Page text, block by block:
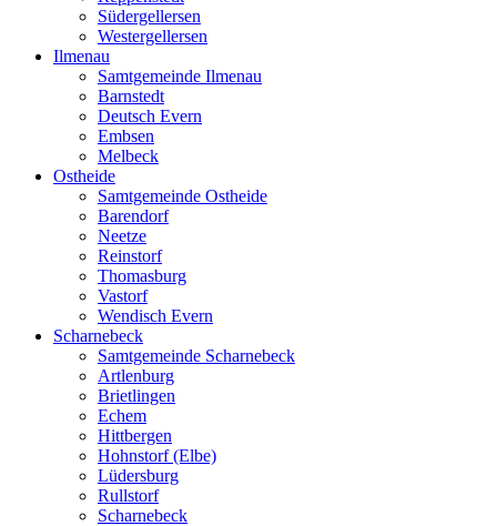
Südergellersen
Westergellersen
Ilmenau
Samtgemeinde Ilmenau
Barnstedt
Deutsch Evern
Embsen
Melbeck
Ostheide
Samtgemeinde Ostheide
Barendorf
Neetze
Reinstorf
Thomasburg
Vastorf
Wendisch Evern
Scharnebeck
Samtgemeinde Scharnebeck
Artlenburg
Brietlingen
Echem
Hittbergen
Hohnstorf (Elbe)
Lüdersburg
Rullstorf
Scharnebeck